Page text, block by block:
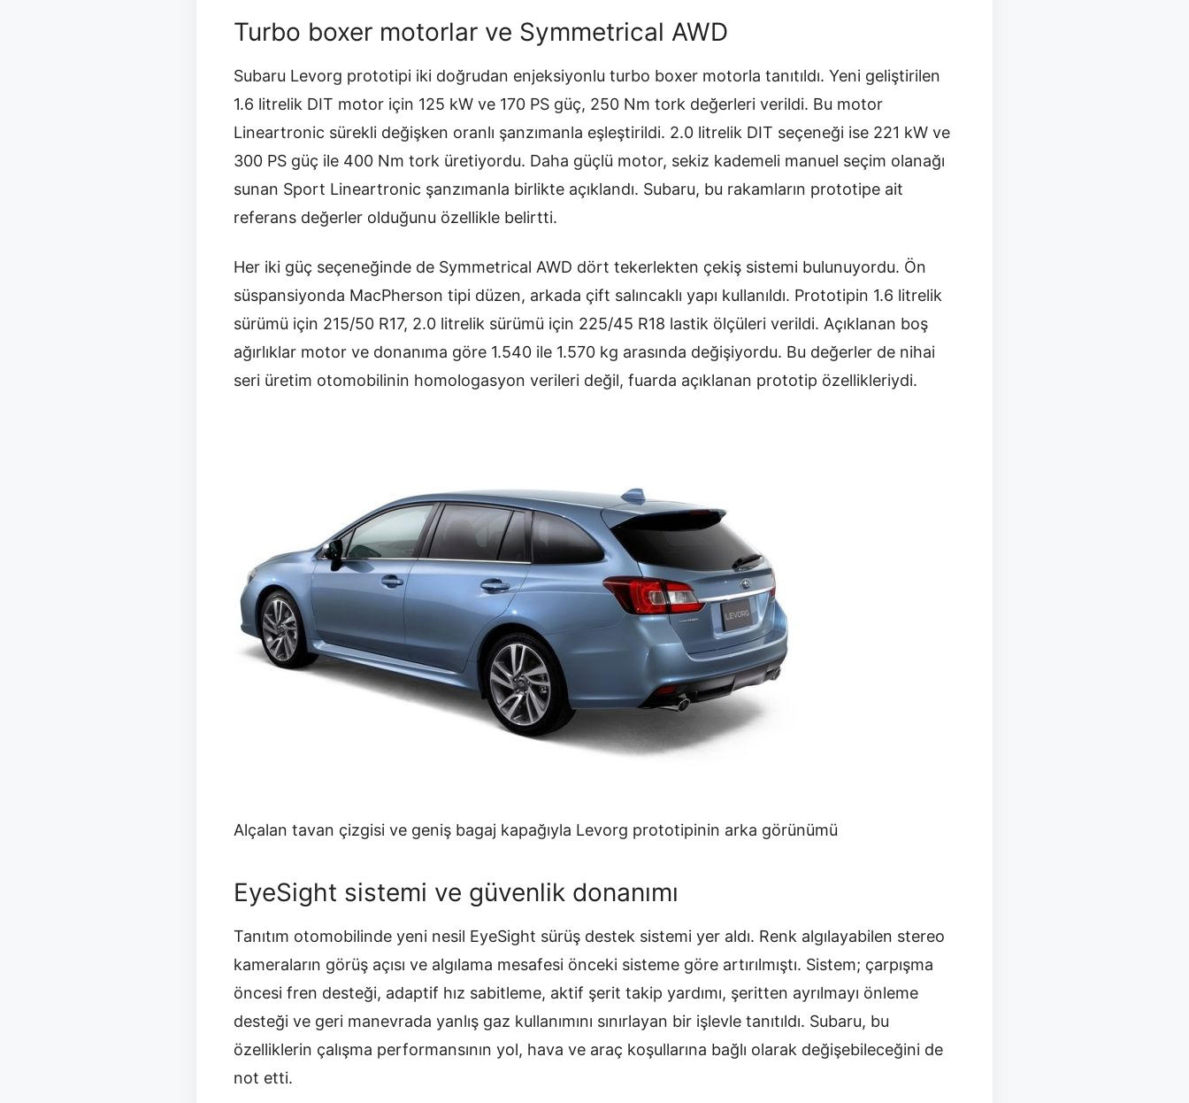
Turbo boxer motorlar ve Symmetrical AWD
Subaru Levorg prototipi iki doğrudan enjeksiyonlu turbo boxer motorla tanıtıldı. Yeni geliştirilen
1.6 litrelik DIT motor için 125 kW ve 170 PS güç, 250 Nm tork değerleri verildi. Bu motor
Lineartronic sürekli değişken oranlı şanzımanla eşleştirildi. 2.0 litrelik DIT seçeneği ise 221 kW ve
300 PS güç ile 400 Nm tork üretiyordu. Daha güçlü motor, sekiz kademeli manuel seçim olanağı
sunan Sport Lineartronic şanzımanla birlikte açıklandı. Subaru, bu rakamların prototipe ait
referans değerler olduğunu özellikle belirtti.
Her iki güç seçeneğinde de Symmetrical AWD dört tekerlekten çekiş sistemi bulunuyordu. Ön
süspansiyonda MacPherson tipi düzen, arkada çift salıncaklı yapı kullanıldı. Prototipin 1.6 litrelik
sürümü için 215/50 R17, 2.0 litrelik sürümü için 225/45 R18 lastik ölçüleri verildi. Açıklanan boş
ağırlıklar motor ve donanıma göre 1.540 ile 1.570 kg arasında değişiyordu. Bu değerler de nihai
seri üretim otomobilinin homologasyon verileri değil, fuarda açıklanan prototip özellikleriydi.
Alçalan tavan çizgisi ve geniş bagaj kapağıyla Levorg prototipinin arka görünümü
EyeSight sistemi ve güvenlik donanımı
Tanıtım otomobilinde yeni nesil EyeSight sürüş destek sistemi yer aldı. Renk algılayabilen stereo
kameraların görüş açısı ve algılama mesafesi önceki sisteme göre artırılmıştı. Sistem; çarpışma
öncesi fren desteği, adaptif hız sabitleme, aktif şerit takip yardımı, şeritten ayrılmayı önleme
desteği ve geri manevrada yanlış gaz kullanımını sınırlayan bir işlevle tanıtıldı. Subaru, bu
özelliklerin çalışma performansının yol, hava ve araç koşullarına bağlı olarak değişebileceğini de
not etti.